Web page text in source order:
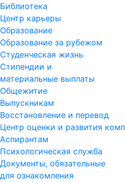
Библиотека
Центр карьеры
Образование
Образование за рубежом
Студенческая жизнь
Стипендии и
материальные выплаты
Общежитие
Выпускникам
Восстановление и перевод
Центр оценки и развития
Аспирантам
Психологическая служба
Документы, обязательные
для ознакомления